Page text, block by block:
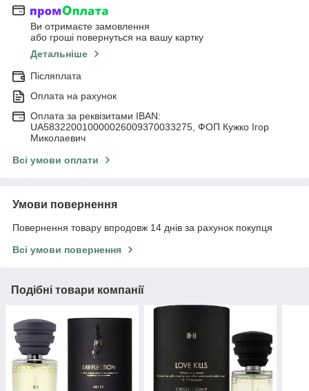
Ви отримаєте замовлення
або гроші повернуться на вашу картку
Детальніше
Післяплата
Оплата на рахунок
Оплата за реквізитами IBAN:
UA583220010000026009370033275, ФОП Кужко Ігор
Миколаевич
Всі умови оплати
Умови повернення
Повернення товару впродовж 14 днів за рахунок покупця
Всі умови повернення
Подібні товари компанії